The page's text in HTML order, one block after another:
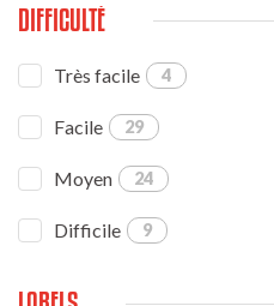
DIFFICULTÉ
Très facile 4
Facile 29
Moyen 24
Difficile 9